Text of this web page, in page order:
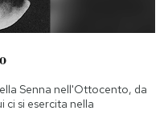
Senna nell'Ottocento, da
ci si esercita nella